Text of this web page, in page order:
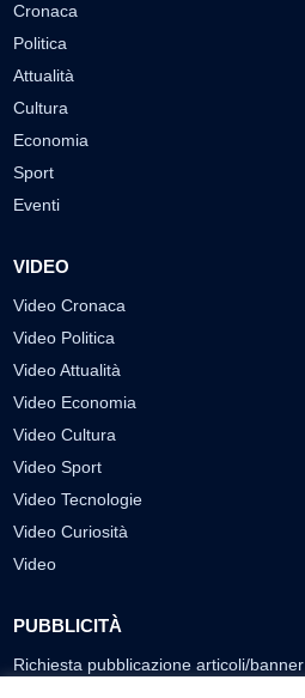
Cronaca
Politica
Attualità
Cultura
Economia
Sport
Eventi
VIDEO
Video Cronaca
Video Politica
Video Attualità
Video Economia
Video Cultura
Video Sport
Video Tecnologie
Video Curiosità
Video
PUBBLICITÀ
Richiesta pubblicazione articoli/banner